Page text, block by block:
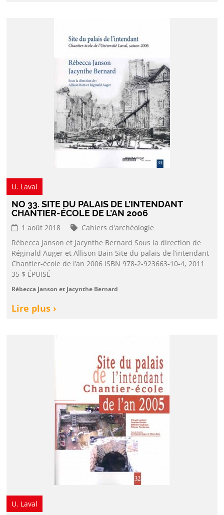
U. Laval
NO 33. SITE DU PALAIS DE L’INTENDANT
CHANTIER-ÉCOLE DE L’AN 2006
1 août 2018
Cahiers d'archéologie
Rébecca Janson et Jacynthe Bernard Sous la direction de
Réginald Auger et Allison Bain Site du palais de l’intendant
Chantier-école de l’an 2006 ISBN 978-2-923663-10-4, 2011
35 $ ÉPUISÉ
Rébecca Janson et Jacynthe Bernard
Lire plus ›
U. Laval